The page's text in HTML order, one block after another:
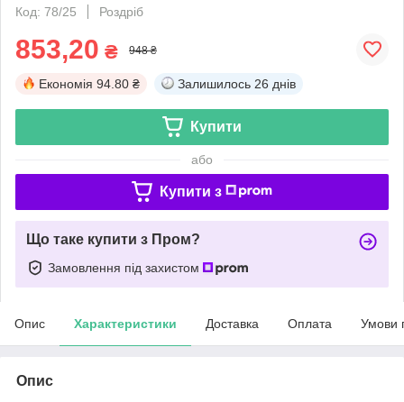
Код: 78/25
Роздріб
853,20 ₴ 948 ₴
Економія 94.80 ₴ Залишилось 26 днів
Купити
або
Купити з
Що таке купити з Пром?
Замовлення під захистом
Опис Характеристики Доставка Оплата Умови
Опис